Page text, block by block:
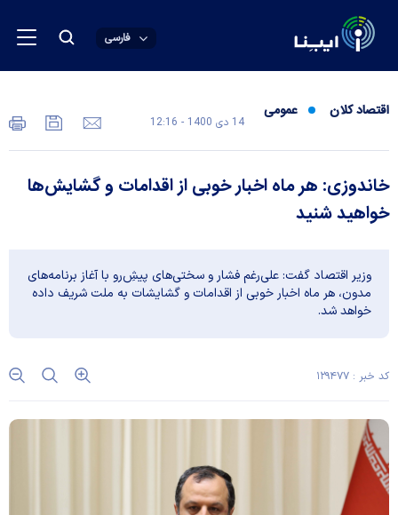
فارسی
اقتصاد کلان عمومی
14 دی 1400 - 12:16
خاندوزی: هر ماه اخبار خوبی از اقدامات و گشایش‌ها
خواهید شنید
وزیر اقتصاد گفت: علی‌رغم فشار و سختی‌های پیشِ‌رو با آغاز برنامه‌های
مدون، هر ماه اخبار خوبی از اقدامات و گشایشات به ملت شریف داده
خواهد شد.
کد خبر : ۱۲۹۴۷۷